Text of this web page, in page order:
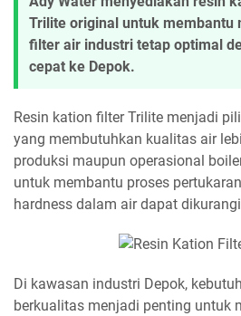
Trilite original untuk membantu
filter air industri tetap optimal
cepat ke Depok.
Resin kation filter Trilite menjadi
yang membutuhkan kualitas air
produksi maupun operasional
untuk membantu proses
hardness dalam air dapat
Di kawasan industri Depok,
berkualitas menjadi penting untuk